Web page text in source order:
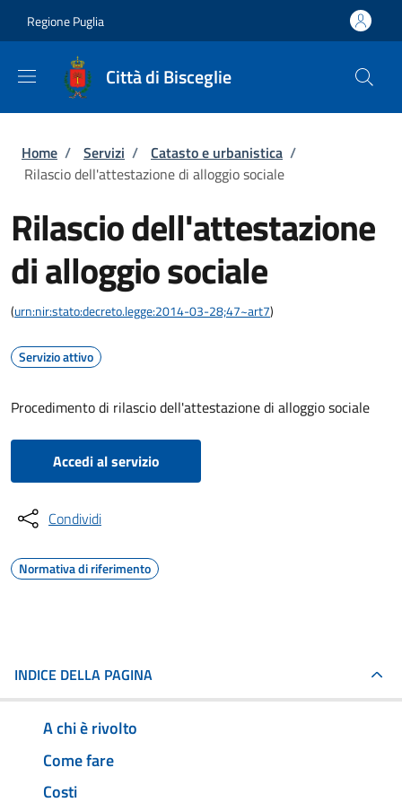
Regione Puglia
Città di Bisceglie
Briciole di pane
Home / Servizi / Catasto e urbanistica /
Rilascio dell'attestazione di alloggio sociale
Rilascio dell'attestazione
di alloggio sociale
(urn:nir:stato:decreto.legge:2014-03-28;47~art7)
Servizio attivo
Procedimento di rilascio dell'attestazione di alloggio sociale
Accedi al servizio
Condividi
Normativa di riferimento
INDICE DELLA PAGINA
A chi è rivolto
Come fare
Costi